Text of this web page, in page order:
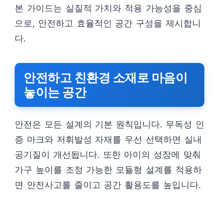
본 가이드는 실질적 가치와 적용 가능성을 중심
으로, 안전하고 효율적인 공간 구성을 제시합니
다.
안전하고 친환경 소재로 마음이
놓이는 공간
안전은 모든 설계의 기본 원칙입니다. 무독성 인
증 마크와 저휘발성 자재를 우선 선택하면 실내
공기질이 개선됩니다. 또한 아이의 성장에 맞춰
가구 높이를 조정 가능한 모듈형 설계를 적용하
면 안전사고를 줄이고 공간 활용도를 높입니다.